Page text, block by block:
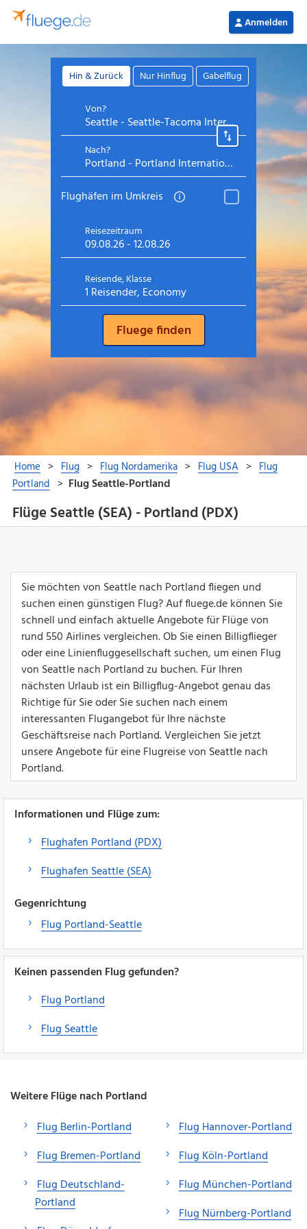
Flüge Seattle (SEA) - Portland (PDX)
Sie möchten von Seattle nach Portland fliegen und
suchen einen günstigen Flug? Auf fluege.de können Sie
schnell und einfach aktuelle Angebote für Flüge von
rund 550 Airlines vergleichen. Ob Sie einen Billigflieger
oder eine Linienfluggesellschaft suchen, um einen Flug
von Seattle nach Portland zu buchen. Für Ihren
nächsten Urlaub ist ein Billigflug-Angebot genau das
Richtige für Sie oder Sie suchen nach einem
interessanten Flugangebot für Ihre nächste
Geschäftsreise nach Portland. Vergleichen Sie jetzt
unsere Angebote für eine Flugreise von Seattle nach
Portland.
Informationen und Flüge zum:
Flughafen Portland (PDX)
Flughafen Seattle (SEA)
Gegenrichtung
Flug Portland-Seattle
Keinen passenden Flug gefunden?
Flug Portland
Flug Seattle
Weitere Flüge nach Portland
Flug Berlin-Portland
Flug Bremen-Portland
Flug Deutschland-
Portland
Flug Hannover-Portland
Flug Köln-Portland
Flug München-Portland
Flug Nürnberg-Portland